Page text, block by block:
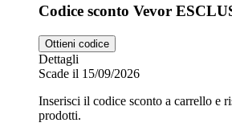
Codice sconto Vevor
Ottieni codice
Dettagli
Scade il 15/09/2026
Inserisci il codice sconto a carrello e
prodotti.